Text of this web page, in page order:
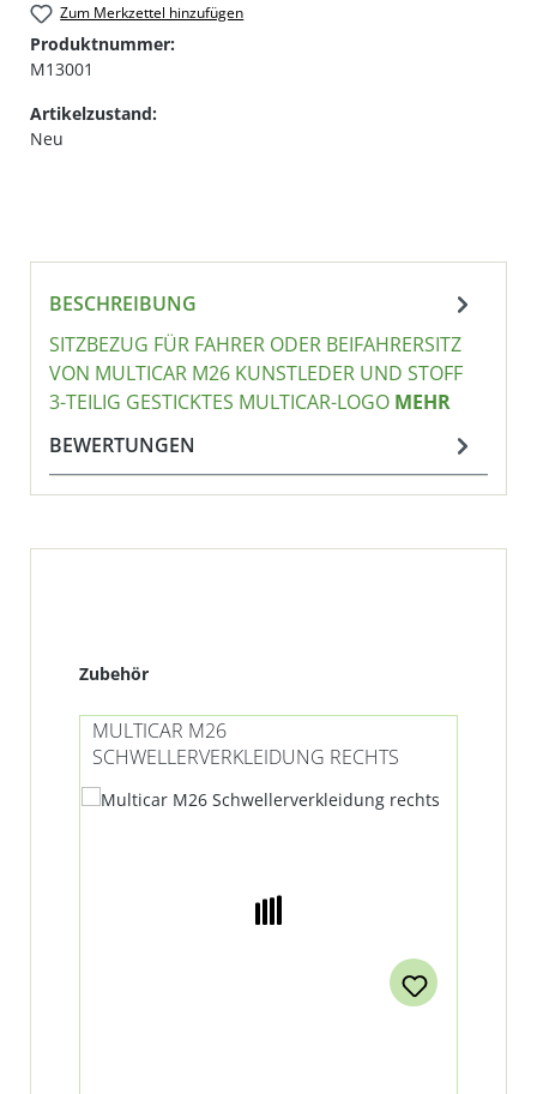
Zum Merkzettel hinzufügen
Produktnummer:
M13001
Artikelzustand:
Neu
BESCHREIBUNG
SITZBEZUG FÜR FAHRER ODER BEIFAHRERSITZ
VON MULTICAR M26 KUNSTLEDER UND STOFF
3-TEILIG GESTICKTES MULTICAR-LOGO MEHR
BEWERTUNGEN
Produktgalerie überspringen
Zubehör
MULTICAR M26
SCHWELLERVERKLEIDUNG RECHTS